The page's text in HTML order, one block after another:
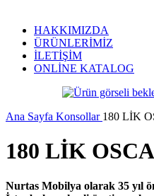
HAKKIMIZDA
ÜRÜNLERİMİZ
İLETİŞİM
ONLİNE KATALOG
Ana Sayfa Konsollar 180 LİK
180 LİK
Nurtas Mobilya olarak 35 yıl